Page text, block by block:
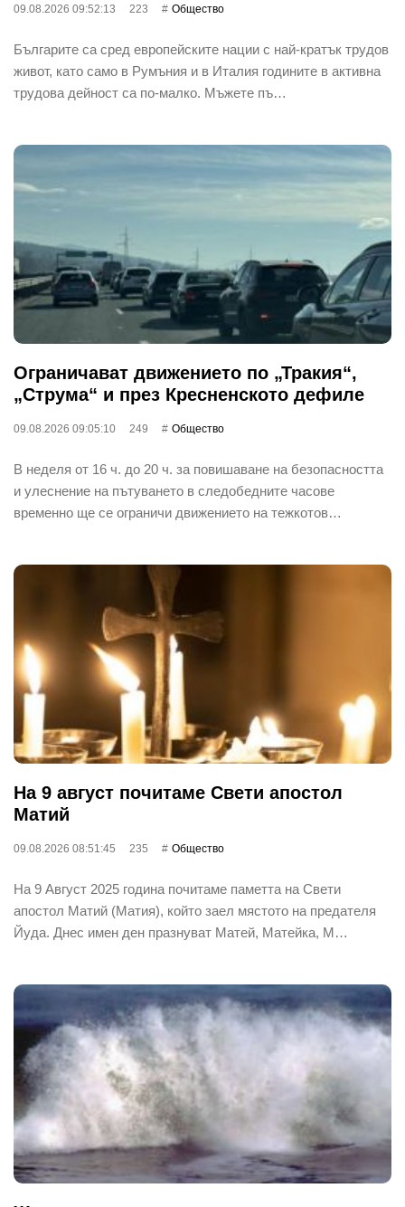
09.08.2026 09:52:13 223 Общество
Българите са сред европейските нации с най-кратък трудов
живот, като само в Румъния и в Италия годините в активна
трудова дейност са по-малко. Мъжете пъ…
Ограничават движението по „Тракия“,
„Струма“ и през Кресненското дефиле
09.08.2026 09:05:10 249 Общество
В неделя от 16 ч. до 20 ч. за повишаване на безопасността
и улеснение на пътуването в следобедните часове
временно ще се ограничи движението на тежкотов…
На 9 август почитаме Свети апостол
Матий
09.08.2026 08:51:45 235 Общество
На 9 Август 2025 година почитаме паметта на Свети
апостол Матий (Матия), който заел мястото на предателя
Йуда. Днес имен ден празнуват Матей, Матейка, М…